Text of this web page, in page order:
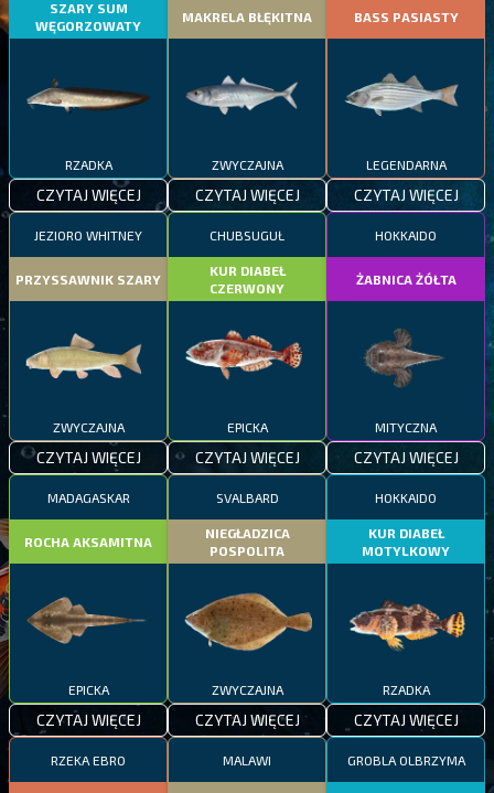
SZARY SUM
WĘGORZOWATY
RZADKA
CZYTAJ WIĘCEJ
MAKRELA BŁĘKITNA
ZWYCZAJNA
CZYTAJ WIĘCEJ
BASS PASIASTY
LEGENDARNA
CZYTAJ WIĘCEJ
JEZIORO WHITNEY
PRZYSSAWNIK SZARY
ZWYCZAJNA
CZYTAJ WIĘCEJ
CHUBSUGUŁ
KUR DIABEŁ
CZERWONY
EPICKA
CZYTAJ WIĘCEJ
HOKKAIDO
ŻABNICA ŻÓŁTA
MITYCZNA
CZYTAJ WIĘCEJ
MADAGASKAR
ROCHA AKSAMITNA
EPICKA
CZYTAJ WIĘCEJ
SVALBARD
NIEGŁADZICA
POSPOLITA
ZWYCZAJNA
CZYTAJ WIĘCEJ
HOKKAIDO
KUR DIABEŁ
MOTYLKOWY
RZADKA
CZYTAJ WIĘCEJ
RZEKA EBRO MALAWI GROBLA OLBRZYMA